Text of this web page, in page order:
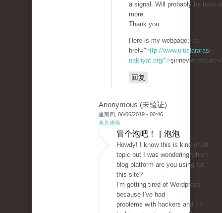
a signal. Will probably be back
more.
Thank you
Here is my webpage; <a
href=" http://www.uluslararasi-
nakliyat.org/">şirinevler
回复
Anonymous (未验证)
星期四, 06/06/2019 - 00:46
永久连接
冒个泡吧！ | 泡泡
Howdy! I know this is kind of off
topic but I was wondering which
blog platform are you using for
this site?
I'm getting tired of Wordpress
because I've had
problems with hackers and I'm